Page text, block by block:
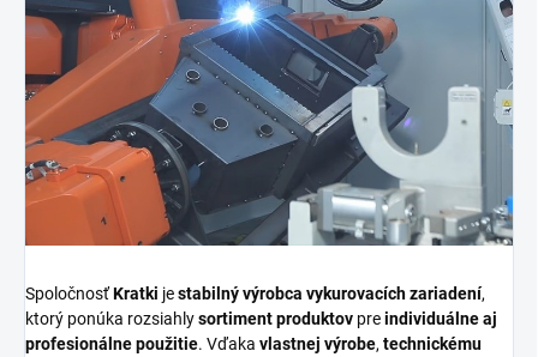
SpoločnosťKratki jestabilný výrobca vykurovacích zariadení,
ktorý ponúka rozsiahlysortiment produktov preindividuálne aj
profesionálne použitie. Vďaka vlastnej výrobe, technickému